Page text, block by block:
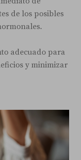
de los posibles
adecuado para
y minimizar